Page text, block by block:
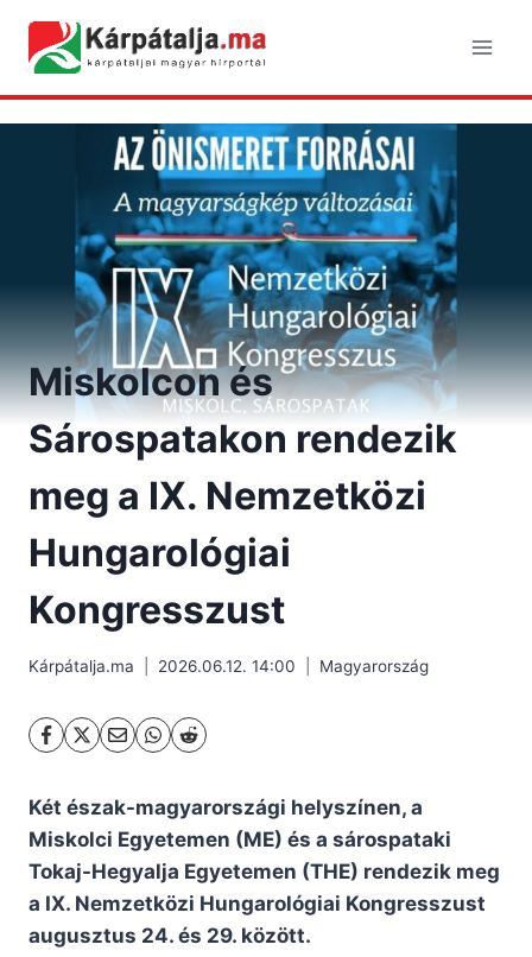
content
Miskolcon és
Sárospatakon rendezik
meg a IX. Nemzetközi
Hungarológiai
Kongresszust
Kárpátalja.ma 2026.06.12. 14:00 Magyarország
Két észak-magyarországi helyszínen, a
Miskolci Egyetemen (ME) és a sárospataki
Tokaj-Hegyalja Egyetemen (THE) rendezik meg
a IX. Nemzetközi Hungarológiai Kongresszust
augusztus 24. és 29. között.